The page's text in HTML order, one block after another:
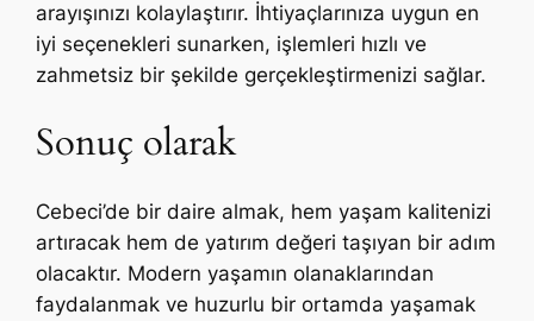
arayışınızı kolaylaştırır. İhtiyaçlarınıza uygun en
iyi seçenekleri sunarken, işlemleri hızlı ve
zahmetsiz bir şekilde gerçekleştirmenizi sağlar.
Sonuç olarak
Cebeci’de bir daire almak, hem yaşam kalitenizi
artıracak hem de yatırım değeri taşıyan bir adım
olacaktır. Modern yaşamın olanaklarından
faydalanmak ve huzurlu bir ortamda yaşamak